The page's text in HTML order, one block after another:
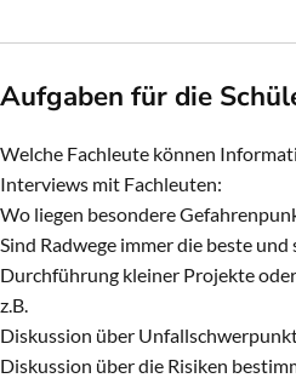
Aufgaben für die
Welche Fachleute können
Interviews mit Fachleuten:
Wo liegen besondere
Sind Radwege immer die beste und
Durchführung kleiner Projekte
z.B.
Diskussion über
Diskussion über die Risiken